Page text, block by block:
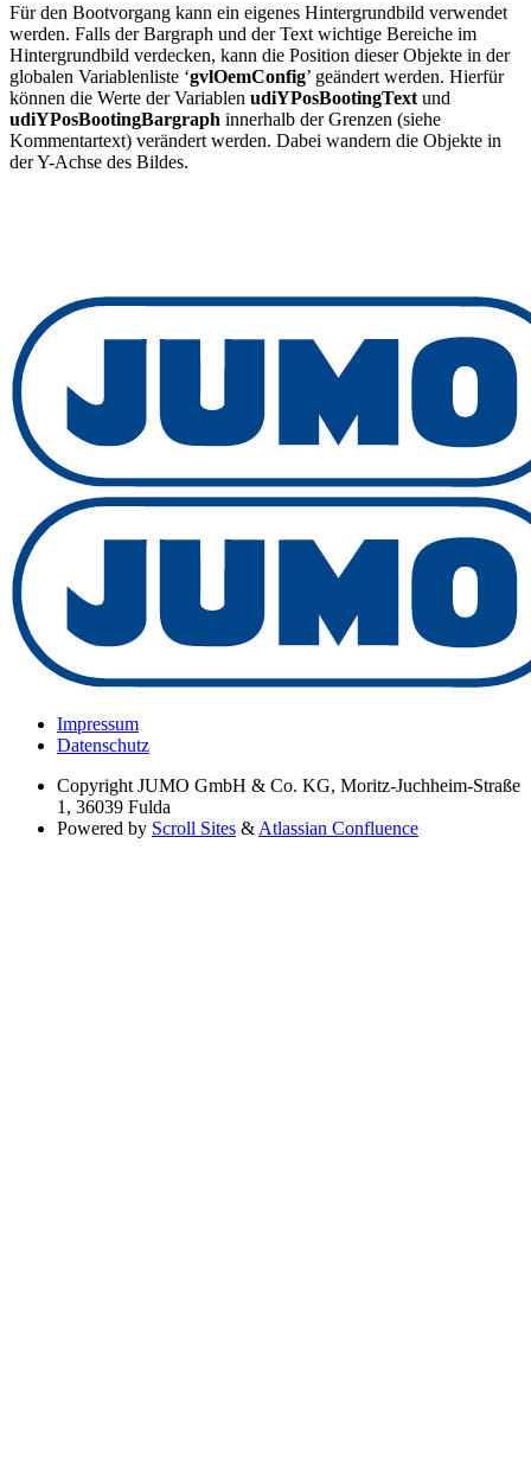
Für den Bootvorgang kann ein eigenes Hintergrundbild verwendet
werden. Falls der Bargraph und der Text wichtige Bereiche im
Hintergrundbild verdecken, kann die Position dieser Objekte in der
globalen Variablenliste ‘gvlOemConfig’ geändert werden. Hierfür
können die Werte der Variablen udiYPosBootingText und
udiYPosBootingBargraph innerhalb der Grenzen (siehe
Kommentartext) verändert werden. Dabei wandern die Objekte in
der Y-Achse des Bildes.
Impressum
Datenschutz
Copyright JUMO GmbH & Co. KG, Moritz-Juchheim-Straße
1, 36039 Fulda
Powered by Scroll Sites & Atlassian Confluence